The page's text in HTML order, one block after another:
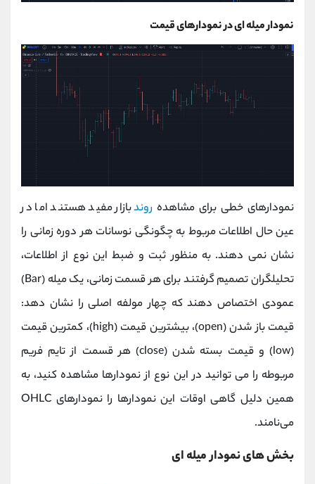
نمودار میله‌ ای در نمودارهای قیمت
نمودارهای خطی برای مشاهده روندبازار مفید هستند اما در
عین حال اطلاعات مربوط به چگونگی نوسانات هر دوره زمانی را
نشان نمی‌ دهند. به منظور ثبت و ضبط این نوع از اطلاعات،
تحلیلگران تصمیم گرفتند برای هر قسمت زمانی، یک میله (Bar)
عمودی اختصاص دهند که چهار مولفه اصلی را نشان دهد:
قیمت باز شدن (open)، بیشترین قیمت (high)، کمترین قیمت
(low) و قیمت بسته شدن (close) هر قسمت از تایم‌ فریم
مربوطه را می توانید در این نوع از نمودارها مشاهده کنید، به
همین دلیل گاهی اوقات این نمودارها را نمودارهای OHLC
می‌نامند.
بخش های نمودار میله ای